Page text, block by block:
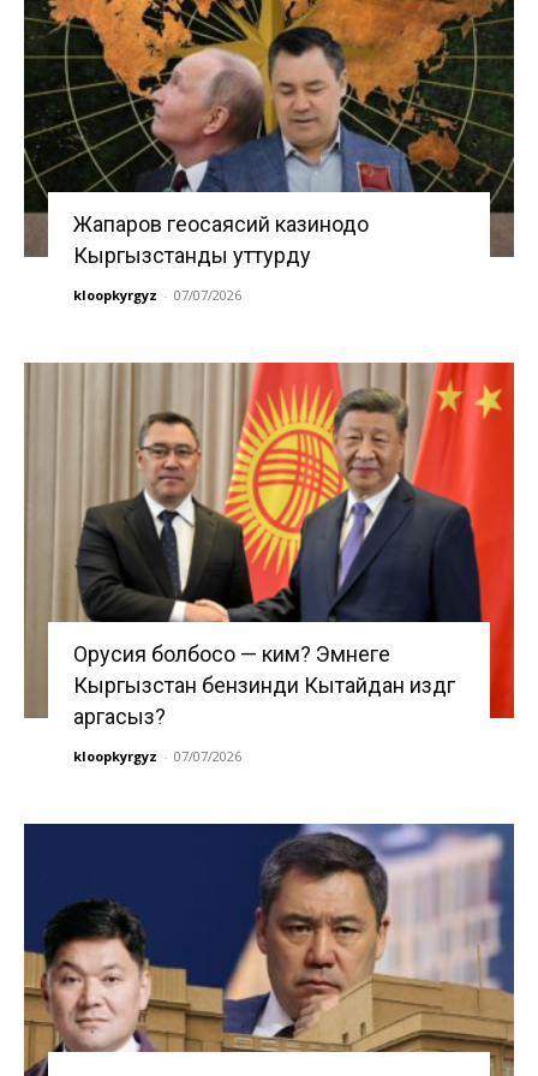
Жапаров геосаясий казинодо
Кыргызстанды уттурду
kloopkyrgyz - 07/07/2026
Орусия болбосо — ким? Эмнеге
Кыргызстан бензинди Кытайдан издөөгө
аргасыз?
kloopkyrgyz - 07/07/2026